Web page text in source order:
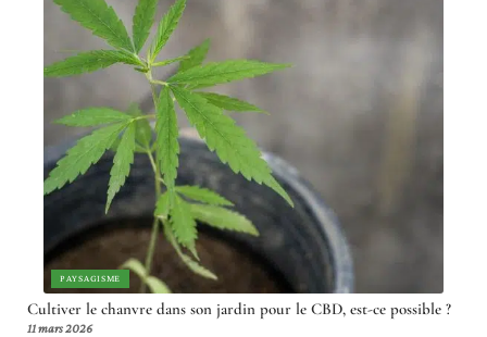
PAYSAGISME
Cultiver le chanvre dans son jardin pour le CBD, est-ce possible ?
11 mars 2026